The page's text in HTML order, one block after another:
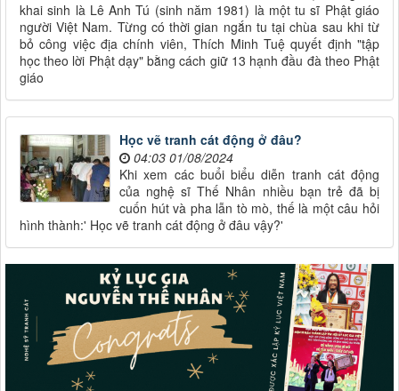
khai sinh là Lê Anh Tú (sinh năm 1981) là một tu sĩ Phật giáo
người Việt Nam. Từng có thời gian ngắn tu tại chùa sau khi từ
bỏ công việc địa chính viên, Thích Minh Tuệ quyết định "tập
học theo lời Phật dạy" bằng cách giữ 13 hạnh đầu đà theo Phật
giáo
Học vẽ tranh cát động ở đâu?
04:03 01/08/2024
Khi xem các buổi biểu diễn tranh cát động
của nghệ sĩ Thế Nhân nhiều bạn trẻ đã bị
cuốn hút và pha lẫn tò mò, thế là một câu hỏi
hình thành:' Học vẽ tranh cát động ở đâu vậy?'